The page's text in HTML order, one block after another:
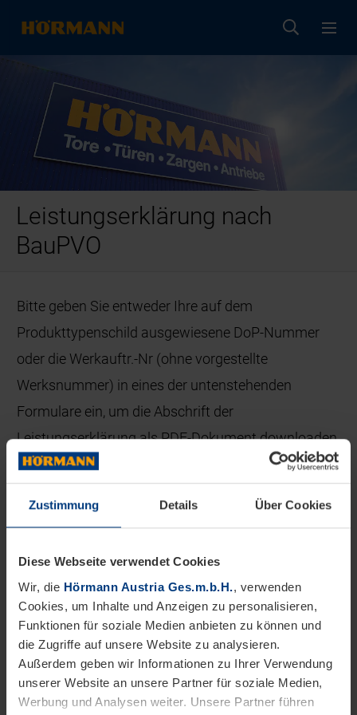
Zustimmung Details Über Cookies
Diese Webseite verwendet Cookies
Wir, die Hörmann Austria Ges.m.b.H., verwenden
Cookies, um Inhalte und Anzeigen zu personalisieren,
Funktionen für soziale Medien anbieten zu können und
die Zugriffe auf unsere Website zu analysieren.
Außerdem geben wir Informationen zu Ihrer Verwendung
unserer Website an unsere Partner für soziale Medien,
Werbung und Analysen weiter. Unsere Partner führen
Leistungserklärung nach
BauPVO
Bitte geben Sie entweder Ihre auf dem
Produkttypenschild ausgewiesene DoP-Nummer
oder die Werkauftr.-Nr (ohne vorgestellte
Werksnummer) in eines der untenstehenden
Formulare ein, um die Abschrift der
Leistungserklärung als PDF-Dokument downloaden
zu können.
Eingabe DOP-Nr.
DOP - -
SUCHEN
Eingabe Werksauftr.-Nr.